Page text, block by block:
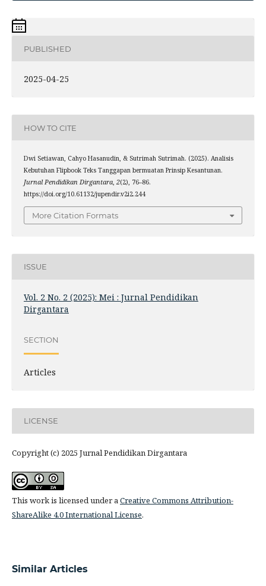
PUBLISHED
2025-04-25
HOW TO CITE
Dwi Setiawan, Cahyo Hasanudin, & Sutrimah Sutrimah. (2025). Analisis
Kebutuhan Flipbook Teks Tanggapan bermuatan Prinsip Kesantunan.
Jurnal Pendidikan Dirgantara, 2(2), 76–86.
https://doi.org/10.61132/jupendir.v2i2.244
More Citation Formats
ISSUE
Vol. 2 No. 2 (2025): Mei : Jurnal Pendidikan
Dirgantara
SECTION
Articles
LICENSE
Copyright (c) 2025 Jurnal Pendidikan Dirgantara
This work is licensed under aCreative Commons Attribution-
ShareAlike 4.0 International License.
Similar Articles